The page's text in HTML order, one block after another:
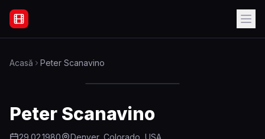
Filme Online Subtitrate - Acasă
Acasă Peter Scanavino
Peter Scanavino
29.02.1980 Denver, Colorado, USA